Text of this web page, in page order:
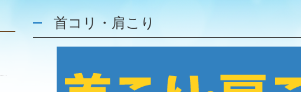
首コリ・肩こり